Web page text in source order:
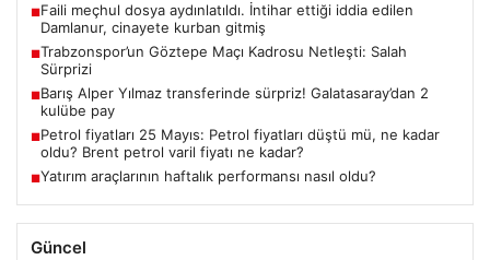
■Faili meçhul dosya aydınlatıldı. İntihar ettiği iddia edilen
Damlanur, cinayete kurban gitmiş
■Trabzonspor’un Göztepe Maçı Kadrosu Netleşti: Salah
Sürprizi
■Barış Alper Yılmaz transferinde sürpriz! Galatasaray’dan 2
kulübe pay
■Petrol fiyatları 25 Mayıs: Petrol fiyatları düştü mü, ne kadar
oldu? Brent petrol varil fiyatı ne kadar?
■Yatırım araçlarının haftalık performansı nasıl oldu?
Güncel